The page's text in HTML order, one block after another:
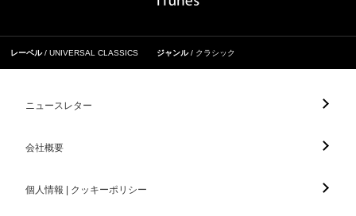
レーベル UNIVERSAL CLASSICS ジャンル クラシック
ニュースレター
会社概要
個人情報 | クッキーポリシー